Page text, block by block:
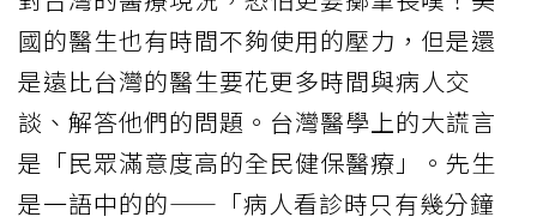
國的醫生也有時間不夠使用的壓力，但是還
是遠比台灣的醫生要花更多時間與病人交
談、解答他們的問題。台灣醫學上的大謊言
是「民眾滿意度高的全民健保醫療」。先生
是一語中的的——「病人看診時只有幾分鐘